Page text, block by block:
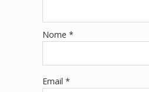
Nome *
Email *